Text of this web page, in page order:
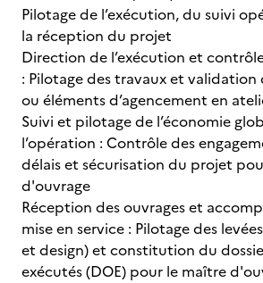
Pilotage de l’exécution, du suivi
la réception du projet
Direction de l’exécution et
: Pilotage des travaux et
ou éléments d’agencement en
Suivi et pilotage de l’économie
l’opération : Contrôle des
délais et sécurisation du projet
d'ouvrage
Réception des ouvrages et
mise en service : Pilotage des
et design) et constitution du
exécutés (DOE) pour le maître